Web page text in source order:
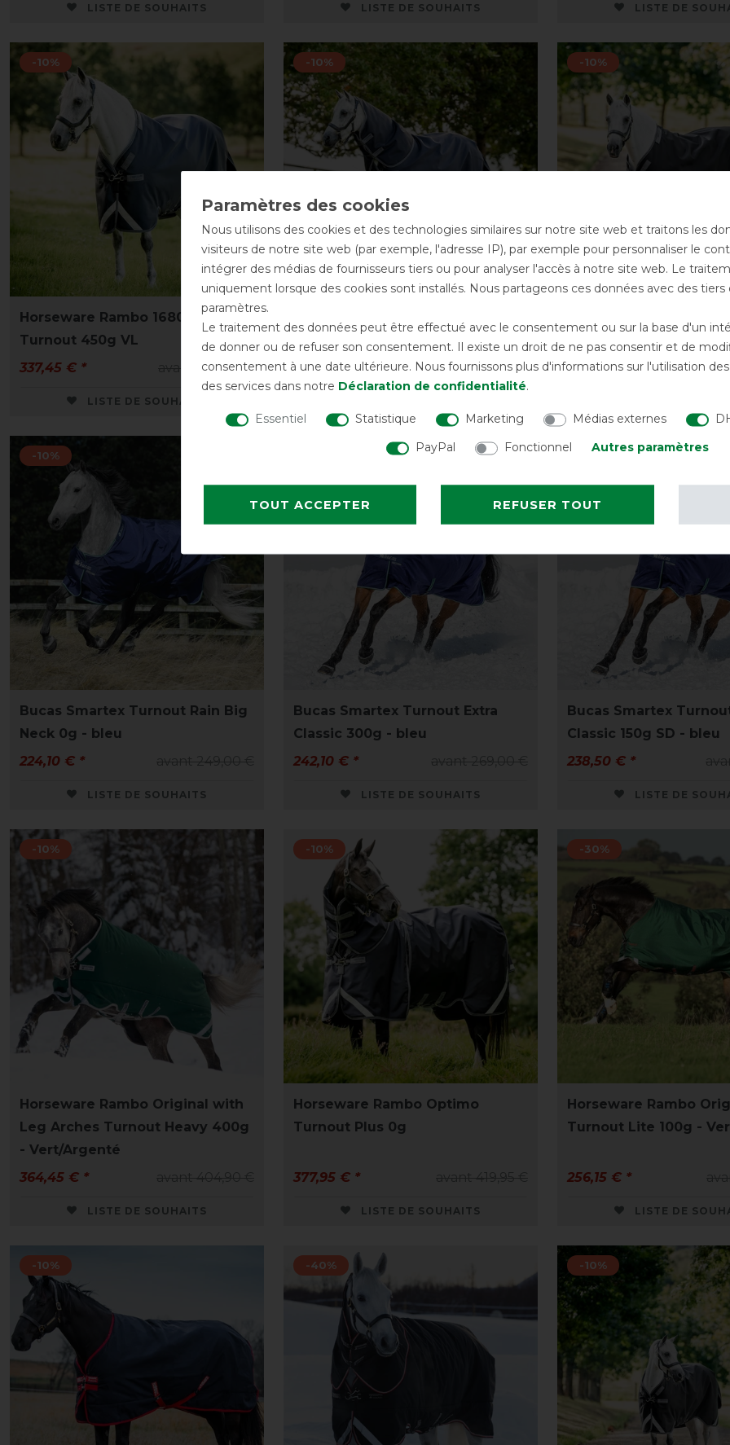
LISTE DE SOUHAITS LISTE DE SOUHAITS LISTE DE
-10%
Horseware Rambo 1680D
Turnout 450g VL
avant 374,90 €
337,45 € *
LISTE DE SOUHAITS
-10%
1680D Turnout Plus 50g
avant 419,95 €
377,95 € *
-10%
1680D Turnout Hvy VL
404,95 € *
-10%
Bucas Smartex Turnout Rain Big
Neck 0g - bleu
224,10 € *
LISTE DE SOUHAITS
Bucas Smartex Turnout Extra
Classic 300g - bleu
242,10 € *
LISTE DE SOUHAITS
-10%
Bucas Smartex
Classic 150g SD - bleu
238,50 € *
LISTE DE
-10%
Horseware Rambo Original with
Leg Arches Turnout Heavy 400g
- Vert/Argenté
364,45 € *
LISTE DE SOUHAITS
-10%
Horseware Rambo Optimo
Turnout Plus 0g
377,95 € *
LISTE DE SOUHAITS
-30%
Horseware Rambo
Turnout Lite 100g -
256,15 € *
LISTE DE
-10% -40% -10%
Nous utilisons des cookies et des technologies similaires sur notre site web et traitons les
visiteurs de notre site web (par exemple, l'adresse IP), par exemple pour personnaliser le
intégrer des médias de fournisseurs tiers ou pour analyser l'accès à notre site web. Le
uniquement lorsque des cookies sont installés. Nous partageons ces données avec des
paramètres.
Le traitement des données peut être effectué avec le consentement ou sur la base d'un
de donner ou de refuser son consentement. Il existe un droit de ne pas consentir et de
consentement à une date ultérieure. Nous fournissons plus d'informations sur l'utilisation
des services dans notre Déclaration de confidentialité.
Essentiel Statistique Marketing Médias externes
PayPal
Fonctionnel Autres paramètres
TOUT ACCEPTER REFUSER TOUT